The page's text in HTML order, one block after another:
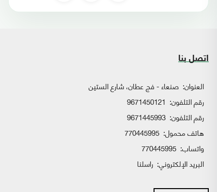
اتصل بنا
العنوان: صنعاء - فج عطان، شارع الستين
رقم التلفون: 9671450121
رقم التلفون: 9671445993
هاتف محمول: 770445995
واتساب:
البريد الإلكتروني: راسلنا